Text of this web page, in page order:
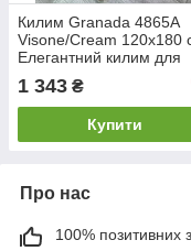
Килим Granada 4865A
Visone/Cream 120х180
Елегантний килим для
1 343 ₴
Купити
Про нас
100% позитивних